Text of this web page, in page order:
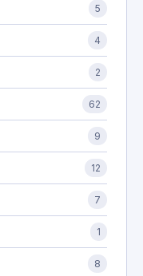
5
4
2
62
9
12
7
1
8